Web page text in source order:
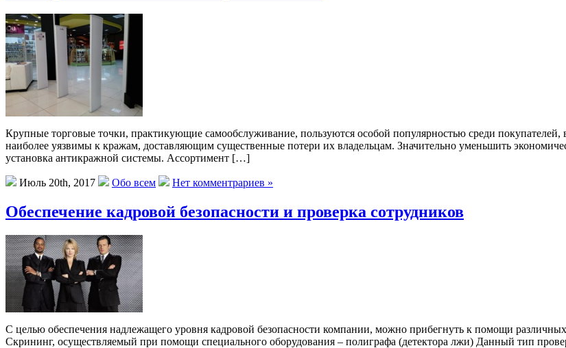
Крупные торговые точки, практикующие самообслуживание, пользуются особой популярностью среди
наиболее уязвимы к кражам, доставляющим существенные потери их владельцам. Значительно уменьшить
установка антикражной системы. Ассортимент […]
Июль 20th, 2017 Обо всем Нет комментрариев »
Обеспечение кадровой безопасности и проверка сотрудников
С целью обеспечения надлежащего уровня кадровой безопасности компании, можно прибегнуть к помощи
Скрининг, осуществляемый при помощи специального оборудования – полиграфа (детектора лжи) Данный тип